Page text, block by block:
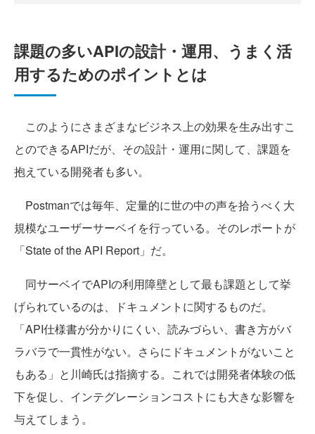
課題の多いAPIの設計・運用、うまく活
用するためのポイントとは
このようにさまざまなビジネス上の効果を生み出すこ
とのできるAPIだが、その設計・運用に関して、課題を
抱えている開発者も多い。
Postmanでは毎年、定量的に世の中の声を拾うべく大
規模なユーザーサーベイを行っている。そのレポートが
「State of the API Report」だ。
同サーベイでAPIの利用障壁として最も課題として挙
げられているのは、ドキュメントに関するものだ。
「API仕様書が分かりにくい、読みづらい、書き方がバ
ラバラで一貫性がない。さらにドキュメントがないこと
もある」と川崎氏は指摘する。これでは開発者体験の低
下を促し、インテグレーションコストにも大きな影響を
与えてしまう。